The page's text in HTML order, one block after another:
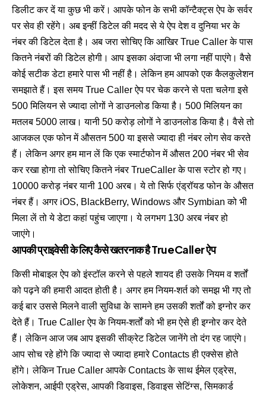
डिलीट कर दें या कुछ भी करें। आपके फोन के सभी कॉन्टैक्ट्स ऐप के सर्वर
पर सेव ही रहेंगे। अब इन्हीं डिटेल की मदद से ये ऐप देश व दुनिया भर के
नंबर की डिटेल देता है। अब जरा सोचिए कि आखिर True Caller के पास
कितने नंबरों की डिटेल होगी। आप इसका अंदाजा भी लगा नहीं पाएंगे। वैसे
कोई सटीक डेटा हमारे पास भी नहीं है। लेकिन हम आपको एक कैलकुलेशन
समझाते हैं। इस समय True Caller ऐप पर चेक करने से पता चलेगा इसे
500 मिलियन से ज्यादा लोगों ने डाउनलोड किया है। 500 मिलियन का
मतलब 5000 लाख। यानी 50 करोड़ लोगों ने डाउनलोड किया है। वैसे तो
आजकल एक फोन में औसतन 500 या इससे ज्यादा ही नंबर लोग सेव करते
हैं। लेकिन अगर हम मान लें कि एक स्मार्टफोन में औसत 200 नंबर भी सेव
कर रखा होगा तो सोचिए कितने नंबर TrueCaller के पास स्टोर हो गए।
10000 करोड़ नंबर यानी 100 अरब। ये तो सिर्फ एंड्रॉयड फोन के औसत
नंबर हैं। अगर iOS, BlackBerry, Windows और Symbian को भी
मिला लें तो ये डेटा कहां पहुंच जाएगा। ये लगभग 130 अरब नंबर हो
जाएंगे।
आपकी प्राइवेसी के लिए कैसे खतरनाक है TrueCaller ऐप
किसी मोबाइल ऐप को इंस्टॉल करने से पहले शायद ही उसके नियम व शर्तों
को पढ़ने की हमारी आदत होती है। अगर हम नियम-शर्त को समझ भी गए तो
कई बार उससे मिलने वाली सुविधा के सामने हम उसकी शर्तों को इग्नोर कर
देते हैं। True Caller ऐप के नियम-शर्तों को भी हम ऐसे ही इग्नोर कर देते
हैं। लेकिन आज जब आप इसकी सीक्रेट डिटेल जानेंगे तो दंग रह जाएंगे।
आप सोच रहे होंगे कि ज्यादा से ज्यादा हमारे Contacts ही एक्सेस होते
होंगे। लेकिन True Caller आपके Contacts के साथ ईमेल एड्रेस,
लोकेशन, आईपी एड्रेस, आपकी डिवाइस, डिवाइस सेटिंग्स, सिमकार्ड